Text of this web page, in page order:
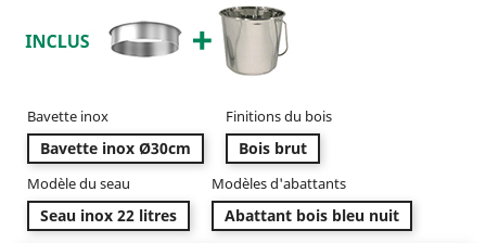
Bavette inox
Bavette inox Ø30cm
Finitions du bois
Bois brut
Modèle du seau
Seau inox 22 litres
Modèles d'abattants
Abattant bois bleu nuit